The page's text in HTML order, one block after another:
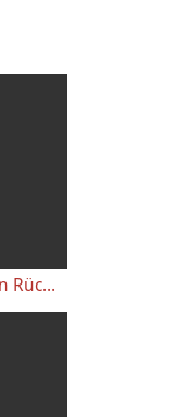
20 Minuten Yoga für den Rücken - Anfänger-Level